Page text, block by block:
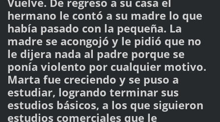
hermano le contó a su madre lo que
había pasado con la pequeña. La
madre se acongojó y le pidió que no
le dijera nada al padre porque se
ponía violento por cualquier motivo.
Marta fue creciendo y se puso a
estudiar, logrando terminar sus
estudios básicos, a los que siguieron
estudios comerciales que le